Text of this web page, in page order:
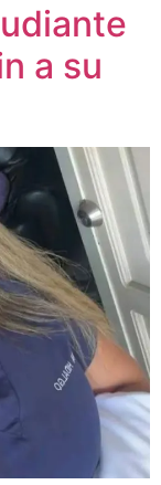
a su